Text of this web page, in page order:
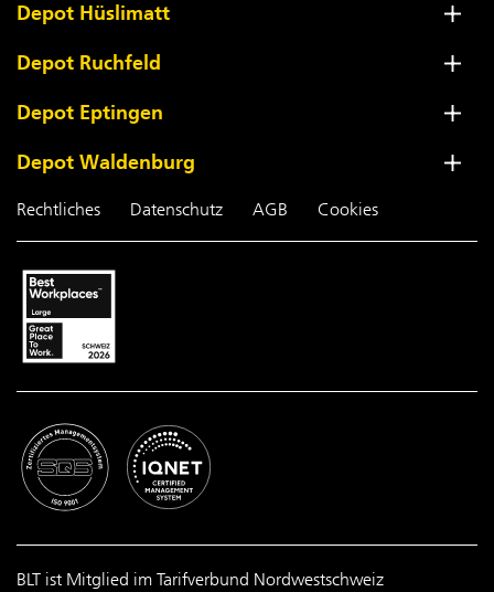
Depot Hüslimatt
Depot Ruchfeld
Depot Eptingen
Depot Waldenburg
Rechtliches Datenschutz AGB Cookies
BLT ist Mitglied im Tarifverbund Nordwestschweiz